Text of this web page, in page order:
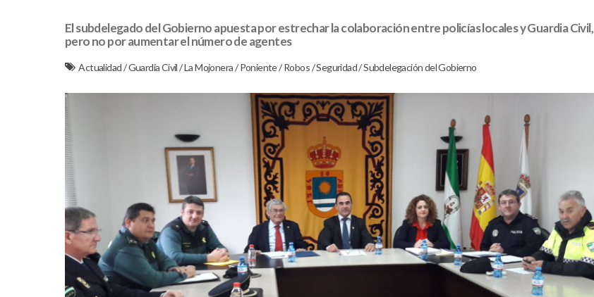
El subdelegado del Gobierno apuesta por estrechar la colaboración entre policías locales y Guardia Civil,
pero no por aumentar el número de agentes
Actualidad/Guardia Civil/La Mojonera/Poniente/Robos/Seguridad/Subdelegación del Gobierno